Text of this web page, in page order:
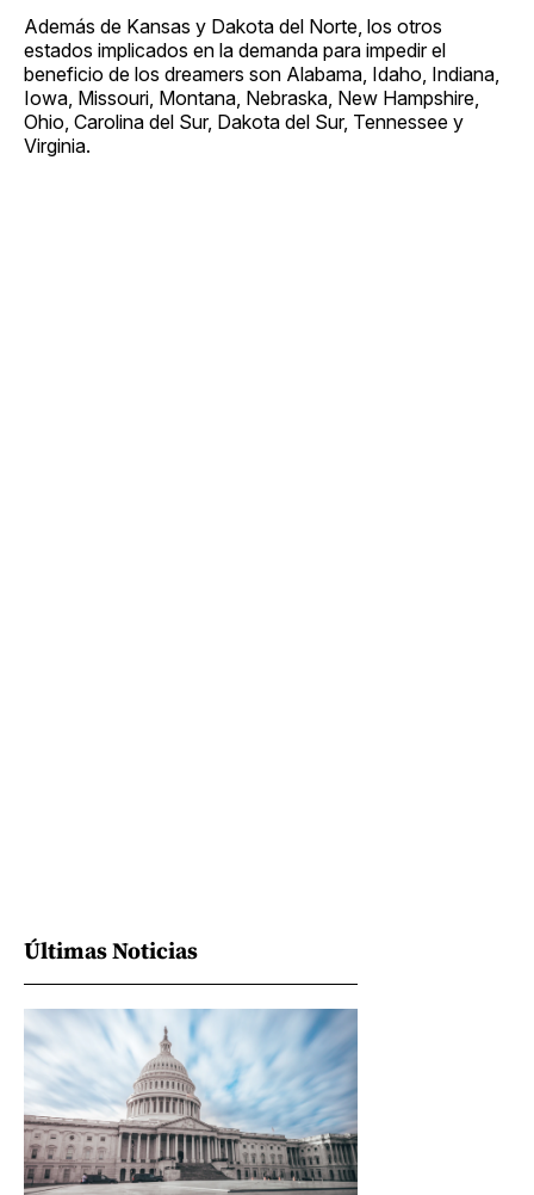
Además de Kansas y Dakota del Norte, los otros
estados implicados en la demanda para impedir el
beneficio de los dreamers son Alabama, Idaho, Indiana,
Iowa, Missouri, Montana, Nebraska, New Hampshire,
Ohio, Carolina del Sur, Dakota del Sur, Tennessee y
Virginia.
Últimas Noticias